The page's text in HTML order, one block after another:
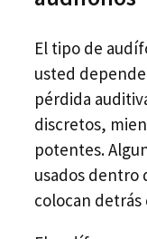
El tipo de
usted
pérdida
discretos,
potentes.
usados dentro
colocan detrás